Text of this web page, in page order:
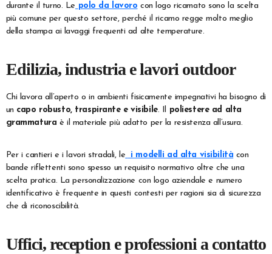
durante il turno. Le polo da lavoro con logo ricamato sono la scelta
più comune per questo settore, perché il ricamo regge molto meglio
della stampa ai lavaggi frequenti ad alte temperature.
Edilizia, industria e lavori outdoor
Chi lavora all’aperto o in ambienti fisicamente impegnativi ha bisogno di
un capo robusto, traspirante e visibile. Il poliestere ad alta
grammatura è il materiale più adatto per la resistenza all’usura.
Per i cantieri e i lavori stradali, le i modelli ad alta visibilità con
bande riflettenti sono spesso un requisito normativo oltre che una
scelta pratica. La personalizzazione con logo aziendale e numero
identificativo è frequente in questi contesti per ragioni sia di sicurezza
che di riconoscibilità.
Uffici, reception e professioni a contatto